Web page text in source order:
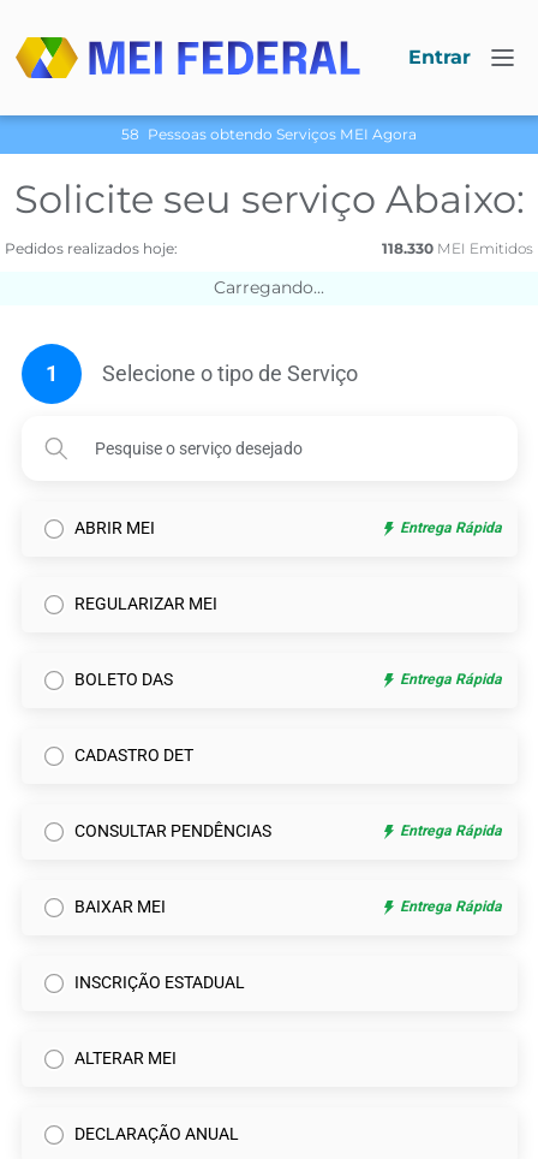
Entrar
58 Pessoas obtendo Serviços МЕI Agora
Solicite seu serviço Abaixo:
Pedidos realizados hoje: 118.330МЕI Emitidos
Carregando...
1 Selecione o tipo de Serviço
ABRIR MEI Entrega Rápida
REGULARIZAR MEI
BOLETO DAS Entrega Rápida
CADASTRO DET
CONSULTAR PENDÊNCIAS Entrega Rápida
BAIXAR MEI Entrega Rápida
INSCRIÇÃO ESTADUAL
ALTERAR MEI
DECLARAÇÃO ANUAL